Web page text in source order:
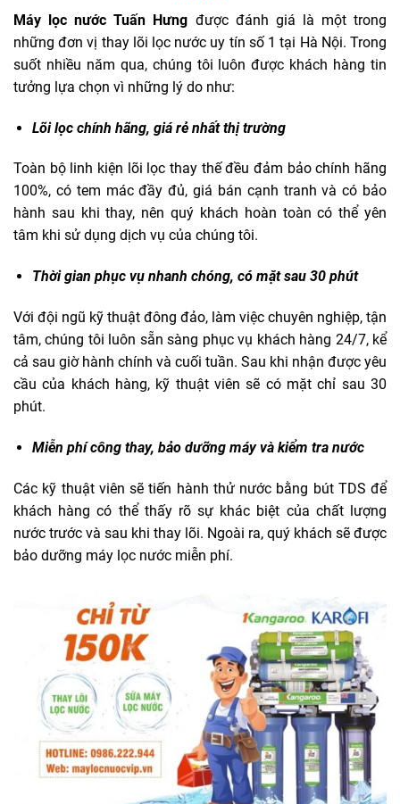
Máy lọc nước Tuấn Hưng được đánh giá là một trong
những đơn vị thay lõi lọc nước uy tín số 1 tại Hà Nội. Trong
suốt nhiều năm qua, chúng tôi luôn được khách hàng tin
tưởng lựa chọn vì những lý do như:
Lõi lọc chính hãng, giá rẻ nhất thị trường
Toàn bộ linh kiện lõi lọc thay thế đều đảm bảo chính hãng
100%, có tem mác đầy đủ, giá bán cạnh tranh và có bảo
hành sau khi thay, nên quý khách hoàn toàn có thể yên
tâm khi sử dụng dịch vụ của chúng tôi.
Thời gian phục vụ nhanh chóng, có mặt sau 30 phút
Với đội ngũ kỹ thuật đông đảo, làm việc chuyên nghiệp, tận
tâm, chúng tôi luôn sẵn sàng phục vụ khách hàng 24/7, kể
cả sau giờ hành chính và cuối tuần. Sau khi nhận được yêu
cầu của khách hàng, kỹ thuật viên sẽ có mặt chỉ sau 30
phút.
Miễn phí công thay, bảo dưỡng máy và kiểm tra nước
Các kỹ thuật viên sẽ tiến hành thử nước bằng bút TDS để
khách hàng có thể thấy rõ sự khác biệt của chất lượng
nước trước và sau khi thay lõi. Ngoài ra, quý khách sẽ được
bảo dưỡng máy lọc nước miễn phí.